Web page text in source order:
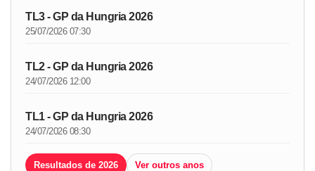
TL3 - GP da Hungria 2026
25/07/2026 07:30
TL2 - GP da Hungria 2026
24/07/2026 12:00
TL1 - GP da Hungria 2026
24/07/2026 08:30
Resultados de 2026 Ver outros anos